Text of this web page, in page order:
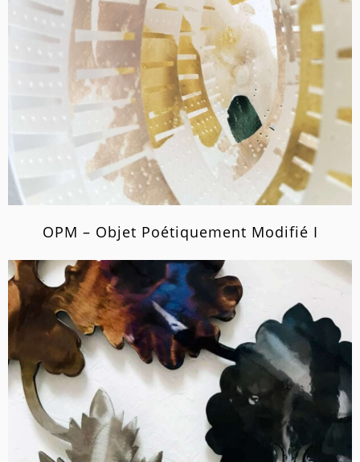
OPM – Objet Poétiquement Modifié I